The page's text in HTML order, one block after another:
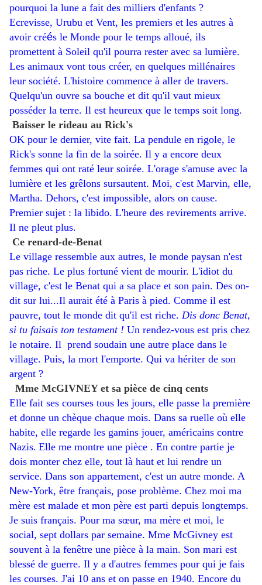
pourquoi la lune a fait des milliers d'enfants ?
Ecrevisse, Urubu et Vent, les premiers et les autres à
avoir cré​és le Monde pour le temps alloué, ils
promettent à Soleil qu'il pourra rester avec sa lumière.
Les animaux vont tous créer, en quelques millénaires
leur société. L'histoire commence à aller de travers.
Quelqu'un ouvre sa bouche et dit qu'il vaut mieux
posséder la terre. Il est heureux que le temps soit long.
Baisser le rideau au Rick's
OK pour le dernier, vite fait. La pendule en rigole, le
Rick's sonne la fin de la soirée. Il y a encore deux
femmes qui ont raté leur soirée. L'orage s'amuse avec la
lumière et les grêlons sursautent. Moi, c'est Marvin, elle,
Martha. Dehors, c'est impossible, alors on cause.
Premier sujet : la libido. L'heure des revirements arrive.
Il ne pleut plus.
Ce renard-de-Benat
Le village ressemble aux autres, le monde paysan n'est
pas riche. Le plus fortuné vient de mourir. L'idiot du
village, c'est le Benat qui a sa place et son pain. Des on-
dit sur lui...Il aurait été à Paris à pied. Comme il est
pauvre, tout le monde dit qu'il est riche. Dis donc Benat,
si tu faisais ton testament ! Un rendez-vous est pris chez
le notaire. Il prend soudain une autre place dans le
village. Puis, la mort l'emporte. Qui va hériter de son
argent ?
Mme McGIVNEY et sa pièce de cinq cents
Elle fait ses courses tous les jours, elle passe la première
et donne un chèque chaque mois. Dans sa ruelle où elle
habite, elle regarde les gamins jouer, américains contre
Nazis. Elle me montre une pièce . En contre partie je
dois monter chez elle, tout là haut et lui rendre un
service. Dans son appartement, c'est un autre monde. A
New-York, être français, pose problème. Chez moi ma
mère est malade et mon père est parti depuis longtemps.
Je suis français. Pour ma sœur, ma mère et moi, le
social, sept dollars par semaine. Mme McGivney est
souvent à la fenêtre une pièce à la main. Son mari est
blessé de guerre. Il y a d'autres femmes pour qui je fais
les courses. J'ai 10 ans et on passe en 1940. Encore du